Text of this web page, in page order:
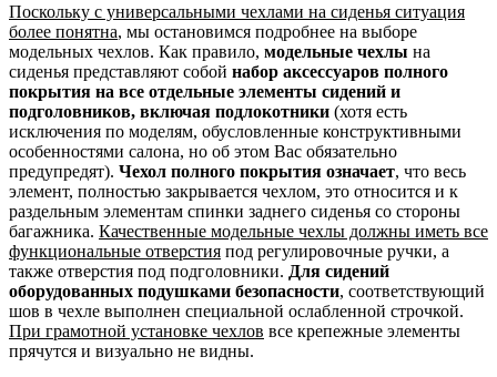
Поскольку с универсальными чехлами на сиденья ситуация
более понятна, мы остановимся подробнее на выборе
модельных чехлов. Как правило, модельные чехлы на
сиденья представляют собой набор аксессуаров полного
покрытия на все отдельные элементы сидений и
подголовников, включая подлокотники (хотя есть
исключения по моделям, обусловленные конструктивными
особенностями салона, но об этом Вас обязательно
предупредят). Чехол полного покрытия означает, что весь
элемент, полностью закрывается чехлом, это относится и к
раздельным элементам спинки заднего сиденья со стороны
багажника. Качественные модельные чехлы должны иметь все
функциональные отверстия под регулировочные ручки, а
также отверстия под подголовники. Для сидений
оборудованных подушками безопасности, соответствующий
шов в чехле выполнен специальной ослабленной строчкой.
При грамотной установке чехлов все крепежные элементы
прячутся и визуально не видны.